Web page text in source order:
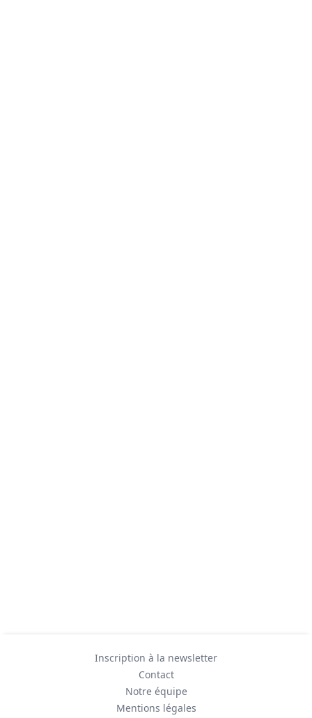
Inscription à la newsletter
Contact
Notre équipe
Mentions légales